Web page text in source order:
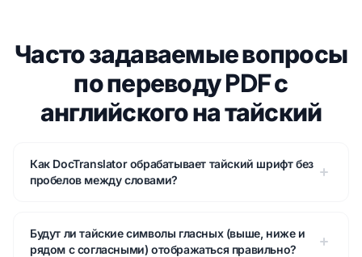
Часто задаваемые вопросы
по переводу PDF с
английского на тайский
Как DocTranslator обрабатывает тайский шрифт без
пробелов между словами?
Будут ли тайские символы гласных (выше, ниже и
рядом с согласными) отображаться правильно?